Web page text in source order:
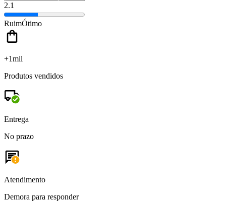
2.1
RuimÓtimo
+1mil
Produtos vendidos
Entrega
No prazo
Atendimento
Demora para responder